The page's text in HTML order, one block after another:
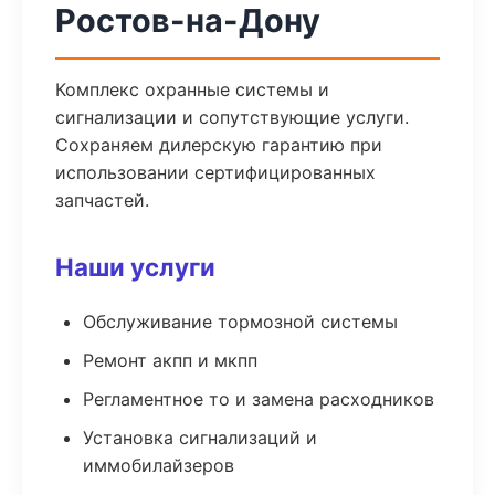
Ростов-на-Дону
Комплекс охранные системы и
сигнализации и сопутствующие услуги.
Сохраняем дилерскую гарантию при
использовании сертифицированных
запчастей.
Наши услуги
Обслуживание тормозной системы
Ремонт акпп и мкпп
Регламентное то и замена расходников
Установка сигнализаций и
иммобилайзеров